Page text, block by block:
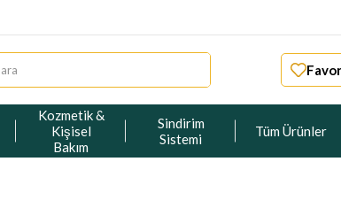
Kozmetik &
Kişisel
Bakım
Sindirim
Sistemi
Tüm Ürünler